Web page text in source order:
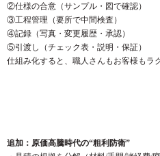
②仕様の合意（サンプル・図で確認）
③工程管理（要所で中間検査）
④記録（写真・変更履歴・承認）
⑤引渡し（チェック表・説明・保証）
仕組み化すると、職人さんもお客様もラ
追加：原価高騰時代の“粗利防衛”